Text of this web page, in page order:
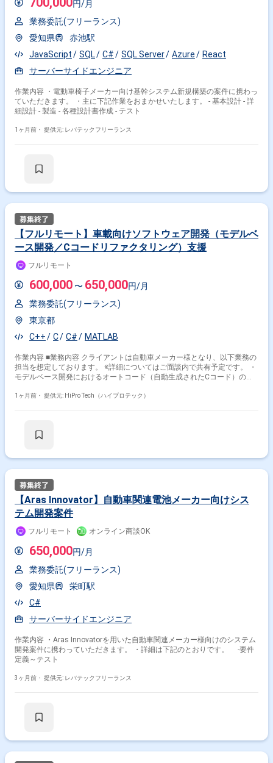
円/月
業務委託(フリーランス)
愛知県
赤池駅
JavaScript
SQL C# SQL Server Azure
React
サーバーサイドエンジニア
作業内容 ・電動車椅子メーカー向け基幹システム新規構築の案件に携わっ
ていただきます。 ・主に下記作業をおまかせいたします。 - 基本設計 - 詳
細設計 - 製造 - 各種設計書作成 - テスト
1ヶ月前・ 提供元: レバテックフリーランス
【フルリモート】車載向けソフトウェア開発（モデルベ
ース開発／Cコードリファクタリング）支援
フルリモート
600,000 〜 650,000円/月
業務委託(フリーランス)
東京都
C++
C C# MATLAB
作業内容 ■業務内容 クライアントは自動車メーカー様となり、以下業務の
担当を想定しております。 ※詳細についてはご面談内で共有予定です。 ・
モデルベース開発におけるオートコード（自動生成されたCコード）の解
性向上） ・車載ソフトウェア開発プロセスに則った設計・実装支援 ・状
1ヶ月前・ 提供元: HiPro Tech（ハイプロテック）
【Aras Innovator】自動車関連電池メーカー向けシス
テム開発案件
フルリモート オンライン商談OK
650,000円/月
業務委託(フリーランス)
愛知県
栄町駅
C#
サーバーサイドエンジニア
作業内容 ・Aras Innovatorを用いた自動車関連メーカー様向けのシステム
開発案件に携わっていただきます。 ・詳細は下記のとおりです。 ‐要件
定義～テスト
3ヶ月前・ 提供元: レバテックフリーランス